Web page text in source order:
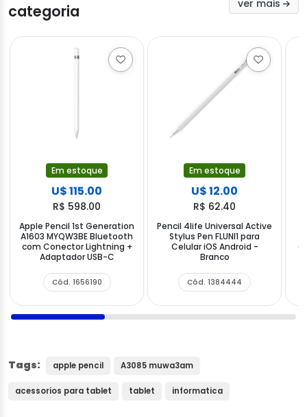
categoria
ver mais
Em estoque
U$ 115.00
R$ 598.00
Apple Pencil 1st Generation
A1603 MYQW3BE Bluetooth
com Conector Lightning +
Adaptador USB-C
Cód. 1656190
Em estoque
U$ 12.00
R$ 62.40
Pencil 4life Universal Active
Stylus Pen FLUNI1 para
Celular iOS Android -
Branco
Cód. 1384444
Tags: apple pencil A3085 muwa3am
acessorios para tablet tablet informatica